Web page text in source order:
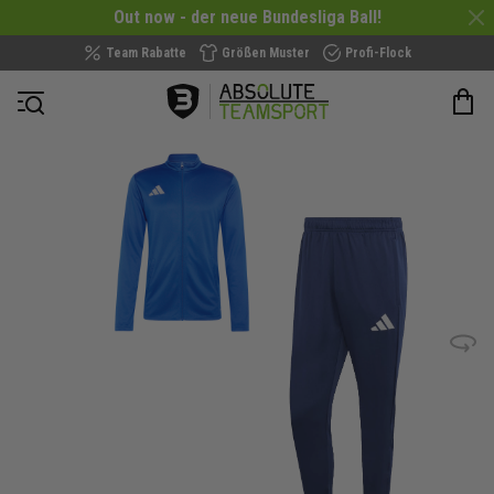
Out now - der neue Bundesliga Ball!
Team Rabatte Größen Muster Profi-Flock
Navigation öffnen
Bildergalerie